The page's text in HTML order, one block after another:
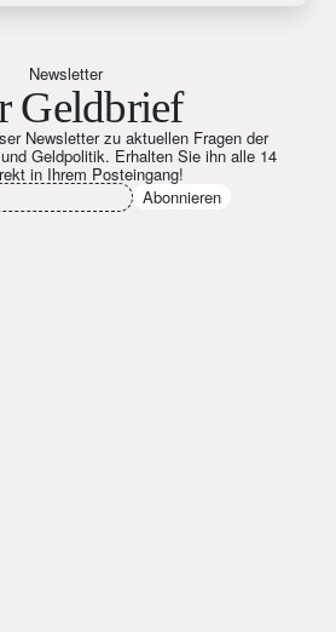
Newsletter
Geldbrief
Newsletter zu aktuellen Fragen der
Geldpolitik. Erhalten Sie ihn alle 14
in Ihrem Posteingang!